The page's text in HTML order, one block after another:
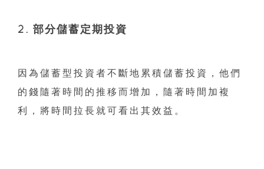
2. 部分儲蓄定期投資
因為儲蓄型投資者不斷地累積儲蓄投資，他們
的錢隨著時間的推移而增加，隨著時間加複
利，將時間拉長就可看出其效益。